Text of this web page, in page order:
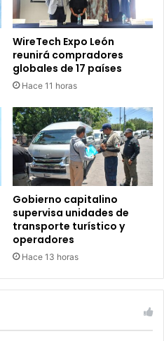
WireTech Expo León
reunirá compradores
globales de 17 países
Hace 11 horas
Gobierno capitalino
supervisa unidades de
transporte turístico y
operadores
Hace 13 horas